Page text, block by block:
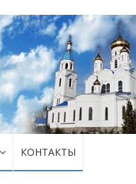
КОНТАКТЫ